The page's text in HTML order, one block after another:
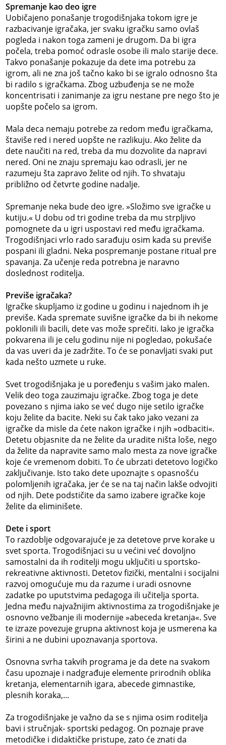
Spremanje kao deo igre
Uobičajeno ponašanje trogodišnjaka tokom igre je
razbacivanje igračaka, jer svaku igračku samo ovlaš
pogleda i nakon toga zameni je drugom. Da bi igra
počela, treba pomoć odrasle osobe ili malo starije dece.
Takvo ponašanje pokazuje da dete ima potrebu za
igrom, ali ne zna još tačno kako bi se igralo odnosno šta
bi radilo s igračkama. Zbog uzbuđenja se ne može
koncentrisati i zanimanje za igru nestane pre nego što je
uopšte počelo sa igrom.
Mala deca nemaju potrebe za redom među igračkama,
štaviše red i nered uopšte ne razlikuju. Ako želite da
dete naučiti na red, treba da mu dozvolite da napravi
nered. Oni ne znaju spremaju kao odrasli, jer ne
razumeju šta zapravo želite od njih. To shvataju
približno od četvrte godine nadalje.
Spremanje neka bude deo igre. »Složimo sve igračke u
kutiju.« U dobu od tri godine treba da mu strpljivo
pomognete da u igri uspostavi red među igračkama.
Trogodišnjaci vrlo rado sarađuju osim kada su previše
pospani ili gladni. Neka pospremanje postane ritual pre
spavanja. Za učenje reda potrebna je naravno
doslednost roditelja.
Previše igračaka?
Igračke skupljamo iz godine u godinu i najednom ih je
previše. Kada spremate suvišne igračke da bi ih nekome
poklonili ili bacili, dete vas može sprečiti. Iako je igračka
pokvarena ili je celu godinu nije ni pogledao, pokušaće
da vas uveri da je zadržite. To će se ponavljati svaki put
kada nešto uzmete u ruke.
Svet trogodišnjaka je u poređenju s vašim jako malen.
Velik deo toga zauzimaju igračke. Zbog toga je dete
povezano s njima iako se već dugo nije setilo igračke
koju želite da bacite. Neki su čak tako jako vezani za
igračke da misle da ćete nakon igračke i njih »odbaciti«.
Detetu objasnite da ne želite da uradite ništa loše, nego
da želite da napravite samo malo mesta za nove igračke
koje će vremenom dobiti. To će ubrzati detetovo logičko
zaključivanje. Isto tako dete upoznajte s opasnošću
polomljenih igračaka, jer će se na taj način lakše odvojiti
od njih. Dete podstičite da samo izabere igračke koje
želite da eliminišete.
Dete i sport
To razdoblje odgovarajuće je za detetove prve korake u
svet sporta. Trogodišnjaci su u većini već dovoljno
samostalni da ih roditelji mogu uključiti u sportsko-
rekreativne aktivnosti. Detetov fizički, mentalni i socijalni
razvoj omogućuje mu da razume i uradi osnovne
zadatke po uputstvima pedagoga ili učitelja sporta.
Jedna među najvažnijim aktivnostima za trogodišnjake je
osnovno vežbanje ili modernije »abeceda kretanja«. Sve
te izraze povezuje grupna aktivnost koja je usmerena ka
širini a ne dubini upoznavanja sportova.
Osnovna svrha takvih programa je da dete na svakom
času upoznaje i nadgrađuje elemente prirodnih oblika
kretanja, elementarnih igara, abecede gimnastike,
plesnih koraka,...
Za trogodišnjake je važno da se s njima osim roditelja
bavi i stručnjak- sportski pedagog. On poznaje prave
metodičke i didaktičke pristupe, zato će znati da